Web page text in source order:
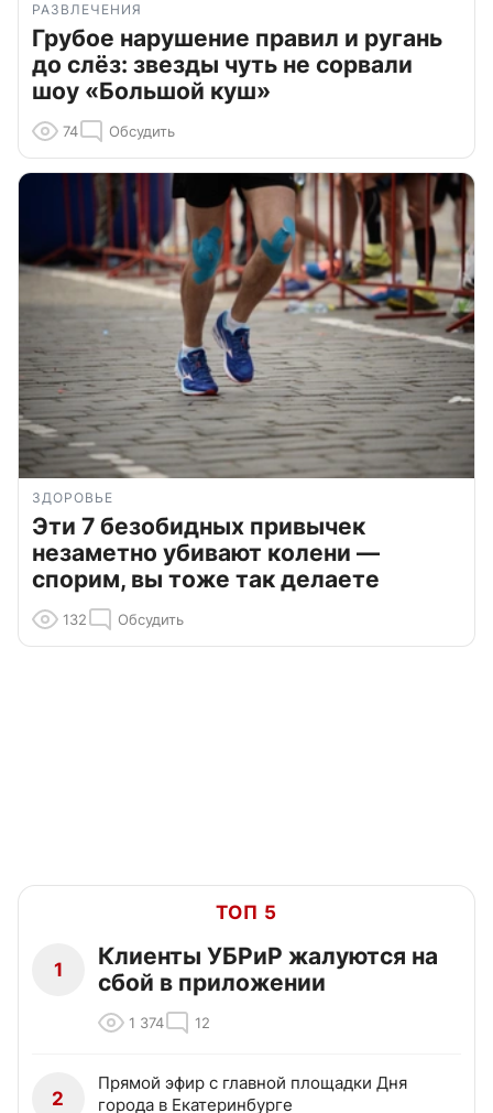
РАЗВЛЕЧЕНИЯ
Грубое нарушение правил и ругань
до слёз: звезды чуть не сорвали
шоу «Большой куш»
74 Обсудить
ЗДОРОВЬЕ
Эти 7 безобидных привычек
незаметно убивают колени —
спорим, вы тоже так делаете
132 Обсудить
ТОП 5
1
Клиенты УБРиР жалуются на
сбой в приложении
1 374 12
2
Прямой эфир с главной площадки Дня
города в Екатеринбурге